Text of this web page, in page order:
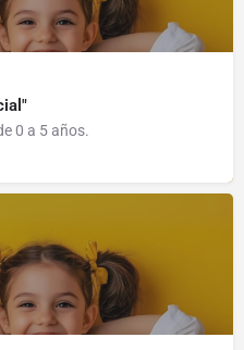
0 a 5 años.